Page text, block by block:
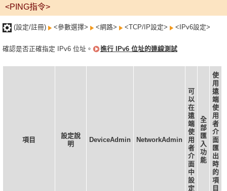
<PING指令>
(設定/註冊) <參數選擇> <網路> <TCP/IP設定> <IPv6設定>
確認是否正確指定 IPv6 位址。 進行 IPv6 位址的連線測試
項目
設定說
明
DeviceAdmin NetworkAdmin
可
以
在
遠
端
使
用
者
介
面
中
設
定
全
部
匯
入
功
能
使
用
遠
端
使
用
者
介
面
匯
出
時
的
項
目